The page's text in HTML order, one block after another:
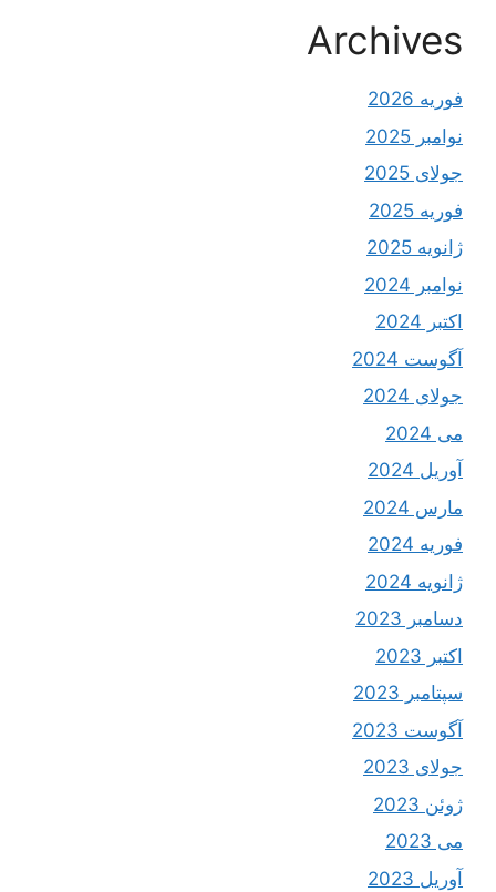
Archives
فوریه 2026
نوامبر 2025
جولای 2025
فوریه 2025
ژانویه 2025
نوامبر 2024
اکتبر 2024
آگوست 2024
جولای 2024
آوریل 2024
مارس 2024
فوریه 2024
ژانویه 2024
دسامبر 2023
اکتبر 2023
سپتامبر 2023
آگوست 2023
جولای 2023
ژوئن 2023
آوریل 2023